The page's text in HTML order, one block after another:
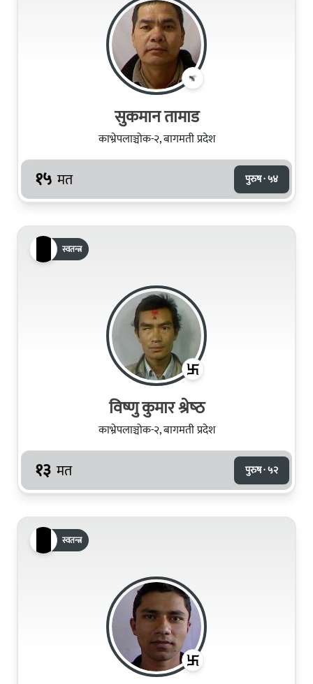
सुकमान तामाड
काभ्रेपलाञ्चोक-२, बागमती प्रदेश
१५ मत पुरुष · ५४
स्वतन्त्र
विष्णु कुमार श्रेष्‍ठ
काभ्रेपलाञ्चोक-२, बागमती प्रदेश
१३ मत पुरुष · ५२
स्वतन्त्र